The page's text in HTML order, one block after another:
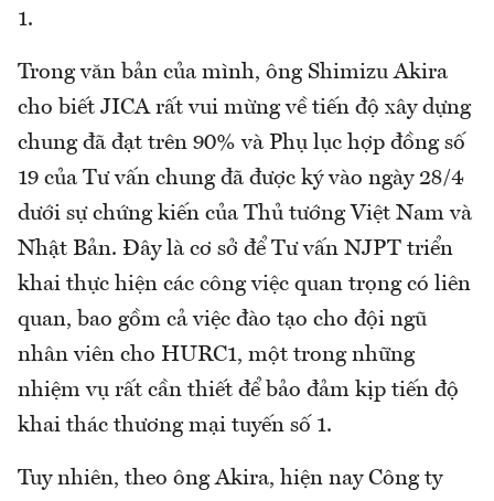
1.
Trong văn bản của mình, ông Shimizu Akira
cho biết JICA rất vui mừng về tiến độ xây dựng
chung đã đạt trên 90% và Phụ lục hợp đồng số
19 của Tư vấn chung đã được ký vào ngày 28/4
dưới sự chứng kiến của Thủ tướng Việt Nam và
Nhật Bản. Đây là cơ sở để Tư vấn NJPT triển
khai thực hiện các công việc quan trọng có liên
quan, bao gồm cả việc đào tạo cho đội ngũ
nhân viên cho HURC1, một trong những
nhiệm vụ rất cần thiết để bảo đảm kịp tiến độ
khai thác thương mại tuyến số 1.
Tuy nhiên, theo ông Akira, hiện nay Công ty